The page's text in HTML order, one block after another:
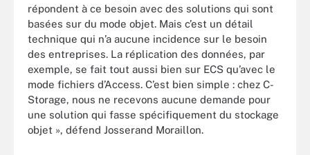
répondent à ce besoin avec des solutions qui sont
basées sur du mode objet. Mais c’est un détail
technique qui n’a aucune incidence sur le besoin
des entreprises. La réplication des données, par
exemple, se fait tout aussi bien sur ECS qu’avec le
mode fichiers d’Access. C’est bien simple : chez C-
Storage, nous ne recevons aucune demande pour
une solution qui fasse spécifiquement du stockage
objet », défend Josserand Moraillon.